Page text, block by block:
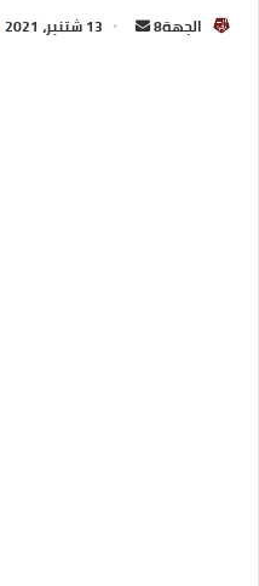
الجهة8 13 شتنبر، 2021